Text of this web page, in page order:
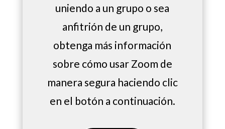
uniendo a un grupo o sea
anfitrión de un grupo,
obtenga más información
sobre cómo usar Zoom de
manera segura haciendo clic
en el botón a continuación.